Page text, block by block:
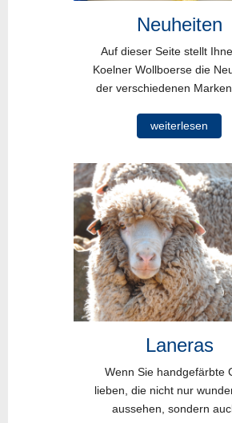
Neuheiten
Auf dieser Seite stellt
Koelner Wollboerse die
der verschiedenen Marken
weiterlesen
Laneras
Wenn Sie handgefärbte
lieben, die nicht nur
aussehen, sondern